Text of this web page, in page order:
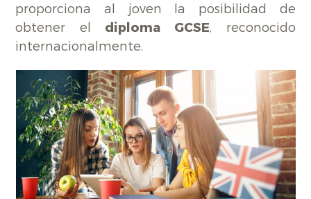
proporciona al joven la posibilidad de
obtener el diploma GCSE, reconocido
internacionalmente.